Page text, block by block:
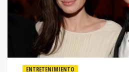
ENTRETENIMIENTO